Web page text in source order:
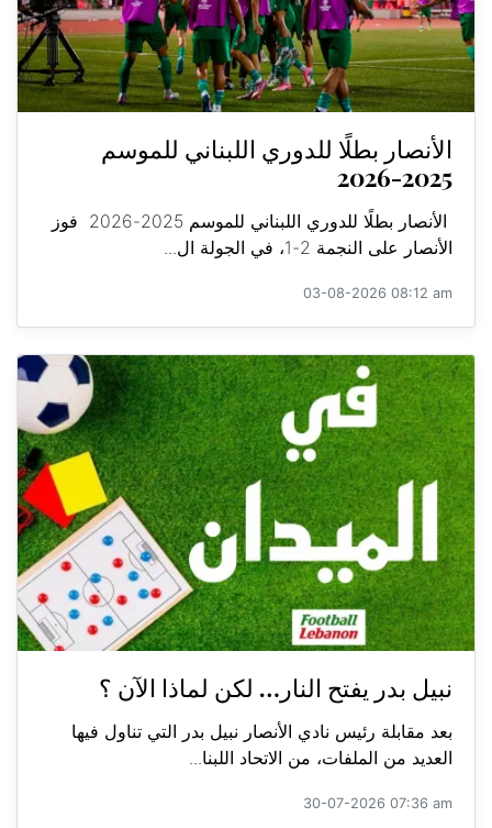
الأنصار بطلًا للدوري اللبناني للموسم
2025-2026
الأنصار بطلًا للدوري اللبناني للموسم 2025-2026 فوز
الأنصار على النجمة 2-1، في الجولة ال...
03-08-2026 08:12 am
نبيل بدر يفتح النار… لكن لماذا الآن ؟
بعد مقابلة رئيس نادي الأنصار نبيل بدر التي تناول فيها
العديد من الملفات، من الاتحاد اللبنا...
30-07-2026 07:36 am